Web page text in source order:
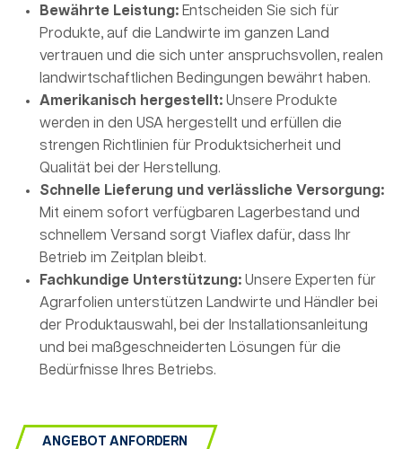
Bewährte Leistung: Entscheiden Sie sich für
Produkte, auf die Landwirte im ganzen Land
vertrauen und die sich unter anspruchsvollen, realen
landwirtschaftlichen Bedingungen bewährt haben.
Amerikanisch hergestellt: Unsere Produkte
werden in den USA hergestellt und erfüllen die
strengen Richtlinien für Produktsicherheit und
Qualität bei der Herstellung.
Schnelle Lieferung und verlässliche Versorgung:
Mit einem sofort verfügbaren Lagerbestand und
schnellem Versand sorgt Viaflex dafür, dass Ihr
Betrieb im Zeitplan bleibt.
Fachkundige Unterstützung: Unsere Experten für
Agrarfolien unterstützen Landwirte und Händler bei
der Produktauswahl, bei der Installationsanleitung
und bei maßgeschneiderten Lösungen für die
Bedürfnisse Ihres Betriebs.
ANGEBOT ANFORDERN